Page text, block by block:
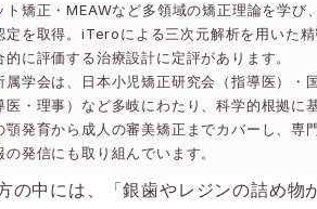
ト矯正・MEAWなど多領域の矯正理論を学び
定を取得。iTeroによる三次元解析を用いた
的に評価する治療設計に定評があります。
属学会は、日本小児矯正研究会（指導医）・
医・理事）など多岐にわたり、科学的根拠に
顎発育から成人の審美矯正までカバーし、専
の発信にも取り組んでいます。
の中には、「銀歯やレジンの詰め物